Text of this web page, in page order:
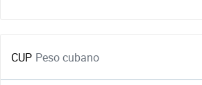
CUP Peso cubano